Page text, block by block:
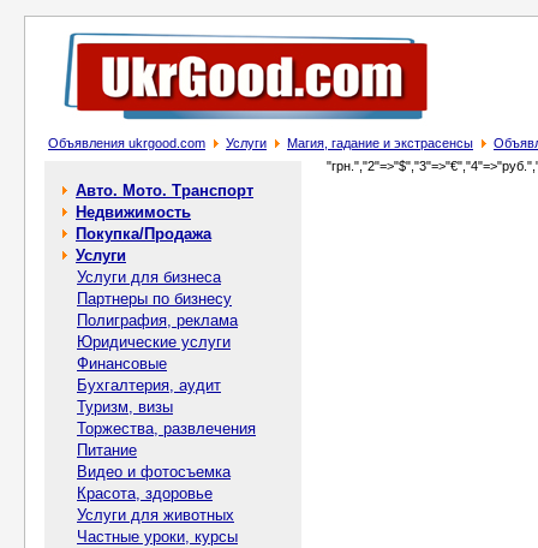
Объявления ukrgood.com Услуги Магия, гадание и экстрасенсы
Авто. Мото. Транспорт
Недвижимость
Покупка/Продажа
Услуги
Услуги для бизнеса
Партнеры по бизнесу
Полиграфия, реклама
Юридические услуги
Финансовые
Бухгалтерия, аудит
Туризм, визы
Торжества, развлечения
Питание
Видео и фотосъемка
Красота, здоровье
Услуги для животных
Частные уроки, курсы